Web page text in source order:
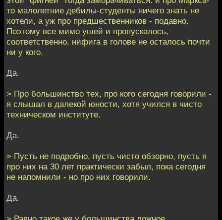
то малолетние дебилы-студенты ничего знать не
хотели, а уж про предшественников - подавно.
Поэтому все мимо ушей и пропускалось,
соответственно, нифига в голове не осталось почти
ни у кого.
Да.
> Про большинство тех, про кого сегодня говорили -
я слышал в далекой юности, хотя учился в чисто
техническом институте.
Да.
> Пусть не подробно, пусть чисто обзорно, пусть я
про них на 30 лет практически забыл, пока сегодня
не напомнили - но про них говорили.
Да.